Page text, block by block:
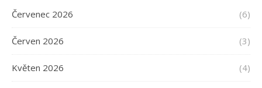
Červenec 2026 (6)
Červen 2026 (3)
Květen 2026 (4)